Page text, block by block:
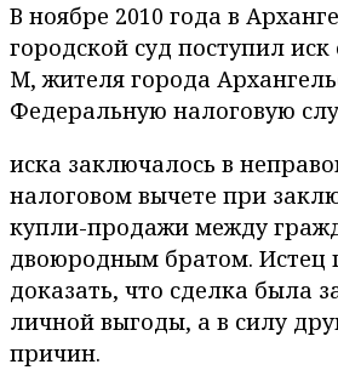
В ноябре 2010 года в
городской суд поступил
M, жителя города
Федеральную налоговую
иска заключалось в
налоговом вычете при
купли-продажи между
двоюродным братом. Истец
доказать, что сделка была
личной выгоды, а в силу
причин.